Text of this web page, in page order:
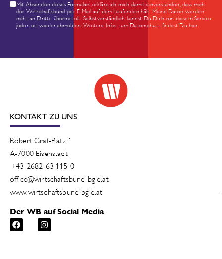
Mit Absenden dieses Formulars erkläre ich mich damit einverstanden, dass mich
der Wirtschaftsbund per E-Mail auf dem Laufenden hält. Meine Daten werden
nicht an Dritte übermittelt. Selbstverständlich kannst Du Dich von diesem Service
jederzeit wieder abmelden. Weitere Infos zum Datenschutz findest Du hier.
KONTAKT ZU UNS
Robert Graf-Platz 1
A-7000 Eisenstadt
+43-2682-63 115-0
office@wirtschaftsbund-bgld.at
www.wirtschaftsbund-bgld.at
Der WB auf Social Media